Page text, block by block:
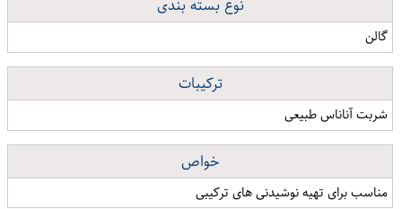
نوع بسته بندی
گالن
ترکیبات
شربت آناناس طبیعی
خواص
مناسب برای تهیه نوشیدنی های ترکیبی